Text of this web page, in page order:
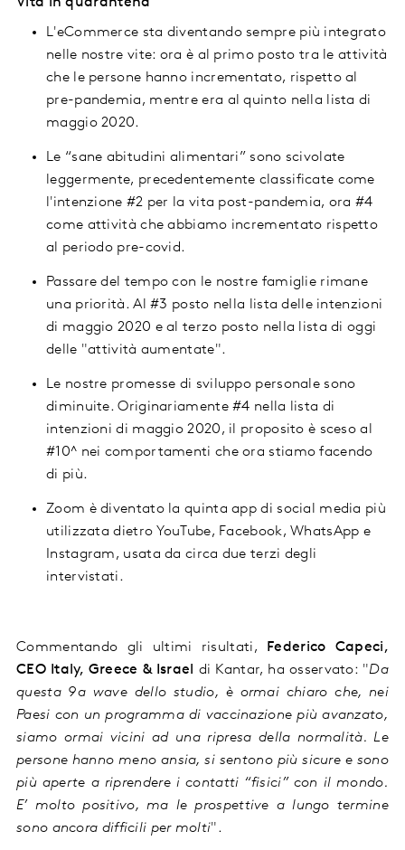
Vita in quarantena
L'eCommerce sta diventando sempre più integrato
nelle nostre vite: ora è al primo posto tra le attività
che le persone hanno incrementato, rispetto al
pre-pandemia, mentre era al quinto nella lista di
maggio 2020.
Le “sane abitudini alimentari” sono scivolate
leggermente, precedentemente classificate come
l'intenzione #2 per la vita post-pandemia, ora #4
come attività che abbiamo incrementato rispetto
al periodo pre-covid.
Passare del tempo con le nostre famiglie rimane
una priorità. Al #3 posto nella lista delle intenzioni
di maggio 2020 e al terzo posto nella lista di oggi
delle "attività aumentate".
Le nostre promesse di sviluppo personale sono
diminuite. Originariamente #4 nella lista di
intenzioni di maggio 2020, il proposito è sceso al
#10^ nei comportamenti che ora stiamo facendo
di più.
Zoom è diventato la quinta app di social media più
utilizzata dietro YouTube, Facebook, WhatsApp e
Instagram, usata da circa due terzi degli
intervistati.
Commentando gli ultimi risultati, Federico Capeci,
CEO Italy, Greece & Israel di Kantar, ha osservato: "Da
questa 9a wave dello studio, è ormai chiaro che, nei
Paesi con un programma di vaccinazione più avanzato,
siamo ormai vicini ad una ripresa della normalità. Le
persone hanno meno ansia, si sentono più sicure e sono
più aperte a riprendere i contatti “fisici” con il mondo.
E’ molto positivo, ma le prospettive a lungo termine
sono ancora difficili per molti".